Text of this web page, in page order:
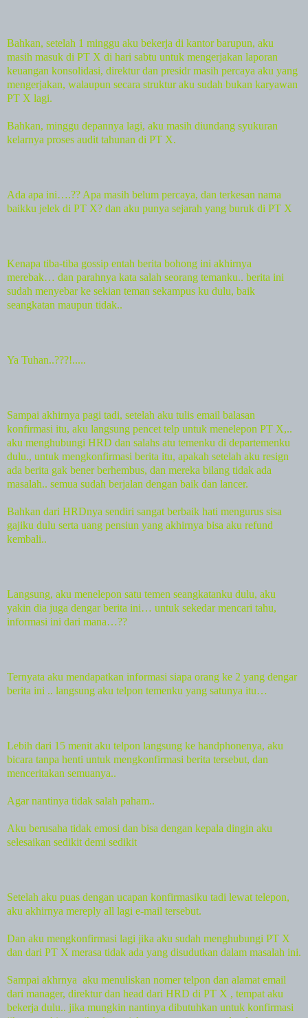
Bahkan, setelah 1 minggu aku bekerja di kantor barupun, aku
masih masuk di PT X di hari sabtu untuk mengerjakan laporan
keuangan konsolidasi, direktur dan presidr masih percaya aku yang
mengerjakan, walaupun secara struktur aku sudah bukan karyawan
PT X lagi.
Bahkan, minggu depannya lagi, aku masih diundang syukuran
kelarnya proses audit tahunan di PT X.
Ada apa ini….?? Apa masih belum percaya, dan terkesan nama
baikku jelek di PT X? dan aku punya sejarah yang buruk di PT X
Kenapa tiba-tiba gossip entah berita bohong ini akhirnya
merebak… dan parahnya kata salah seorang temanku.. berita ini
sudah menyebar ke sekian teman sekampus ku dulu, baik
seangkatan maupun tidak..
Ya Tuhan..???!.....
Sampai akhirnya pagi tadi, setelah aku tulis email balasan
konfirmasi itu, aku langsung pencet telp untuk menelepon PT X,..
aku menghubungi HRD dan salahs atu temenku di departemenku
dulu., untuk mengkonfirmasi berita itu, apakah setelah aku resign
ada berita gak bener berhembus, dan mereka bilang tidak ada
masalah.. semua sudah berjalan dengan baik dan lancer.
Bahkan dari HRDnya sendiri sangat berbaik hati mengurus sisa
gajiku dulu serta uang pensiun yang akhirnya bisa aku refund
kembali..
Langsung, aku menelepon satu temen seangkatanku dulu, aku
yakin dia juga dengar berita ini… untuk sekedar mencari tahu,
informasi ini dari mana…??
Ternyata aku mendapatkan informasi siapa orang ke 2 yang dengar
berita ini .. langsung aku telpon temenku yang satunya itu…
Lebih dari 15 menit aku telpon langsung ke handphonenya, aku
bicara tanpa henti untuk mengkonfirmasi berita tersebut, dan
menceritakan semuanya..
Agar nantinya tidak salah paham..
Aku berusaha tidak emosi dan bisa dengan kepala dingin aku
selesaikan sedikit demi sedikit
Setelah aku puas dengan ucapan konfirmasiku tadi lewat telepon,
aku akhirnya mereply all lagi e-mail tersebut.
Dan aku mengkonfirmasi lagi jika aku sudah menghubungi PT X
dan dari PT X merasa tidak ada yang disudutkan dalam masalah ini.
Sampai akhrnya aku menuliskan nomer telpon dan alamat email
dari manager, direktur dan head dari HRD di PT X , tempat aku
bekerja dulu.. jika mungkin nantinya dibutuhkan untuk konfirmasi